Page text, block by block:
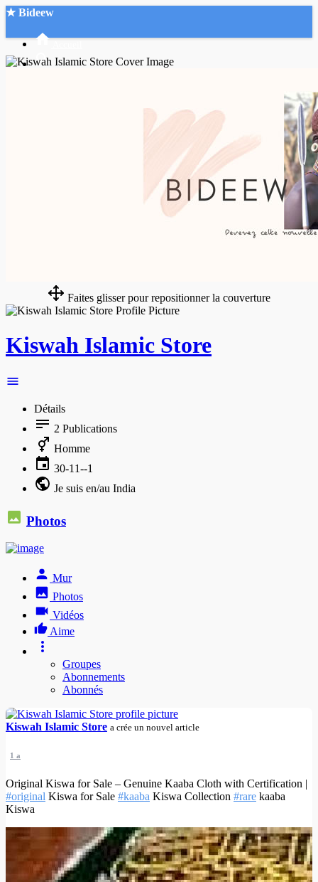
★ Bideew
Faites glisser pour repositionner la couverture
Kiswah Islamic Store
Détails
2 Publications
Homme
30-11--1
Je suis en/au India
Photos
Mur
Photos
Vidéos
Aime
Groupes
Abonnements
Abonnés
Kiswah Islamic Store a crée un nouvel article
1 a
Original Kiswa for Sale – Genuine Kaaba Cloth with Certification |
#original Kiswa for Sale #kaaba Kiswa Collection #rare kaaba
Kiswa